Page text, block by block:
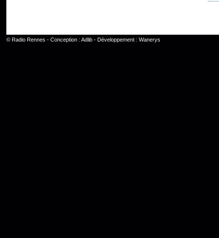
© Radio Rennes - Conception : Adlib- Développement : Wanerys